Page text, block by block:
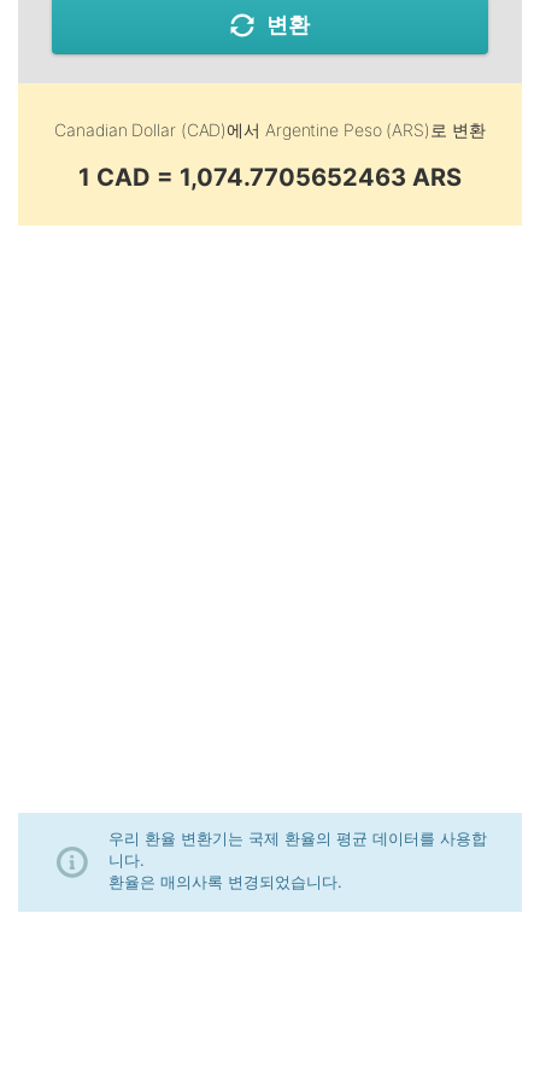
변환
Canadian Dollar (CAD)에서 Argentine Peso (ARS) 로 변환
1 CAD = 1,074.7705652463 ARS
우리 환율 변환기는 국제 환율의 평균 데이터를 사용합
니다.
환율은 매의사록 변경되었습니다.